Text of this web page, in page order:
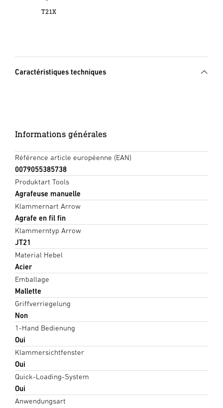
T21X
Caractéristiques techniques
Informations générales
Référence article européenne (EAN)
0079055385738
Produktart Tools
Agrafeuse manuelle
Klammernart Arrow
Agrafe en fil fin
Klammerntyp Arrow
JT21
Material Hebel
Acier
Emballage
Mallette
Griffverriegelung
Non
1-Hand Bedienung
Oui
Klammersichtfenster
Oui
Quick-Loading-System
Oui
Anwendungsart